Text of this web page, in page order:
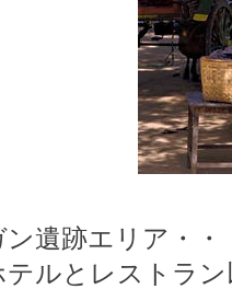
ン遺跡エリア・
テルとレストラ